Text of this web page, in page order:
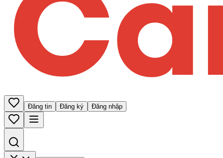
Đăng tin Đăng ký Đăng nhập